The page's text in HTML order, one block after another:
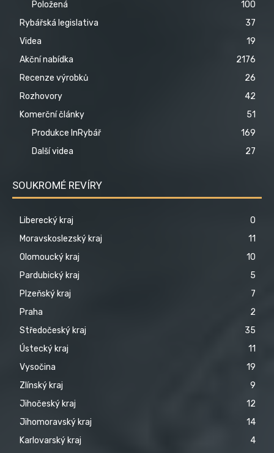
Položená
100
Rybářská legislativa
37
Videa
19
Akční nabídka
2176
Recenze výrobků
26
Rozhovory
42
Komerční články
51
Produkce InRybář
169
Další videa
27
SOUKROMÉ REVÍRY
Liberecký kraj
0
Moravskoslezský kraj
11
Olomoucký kraj
10
Pardubický kraj
5
Plzeňský kraj
7
Praha
2
Středočeský kraj
35
Ústecký kraj
11
Vysočina
19
Zlínský kraj
9
Jihočeský kraj
12
Jihomoravský kraj
14
Karlovarský kraj
4